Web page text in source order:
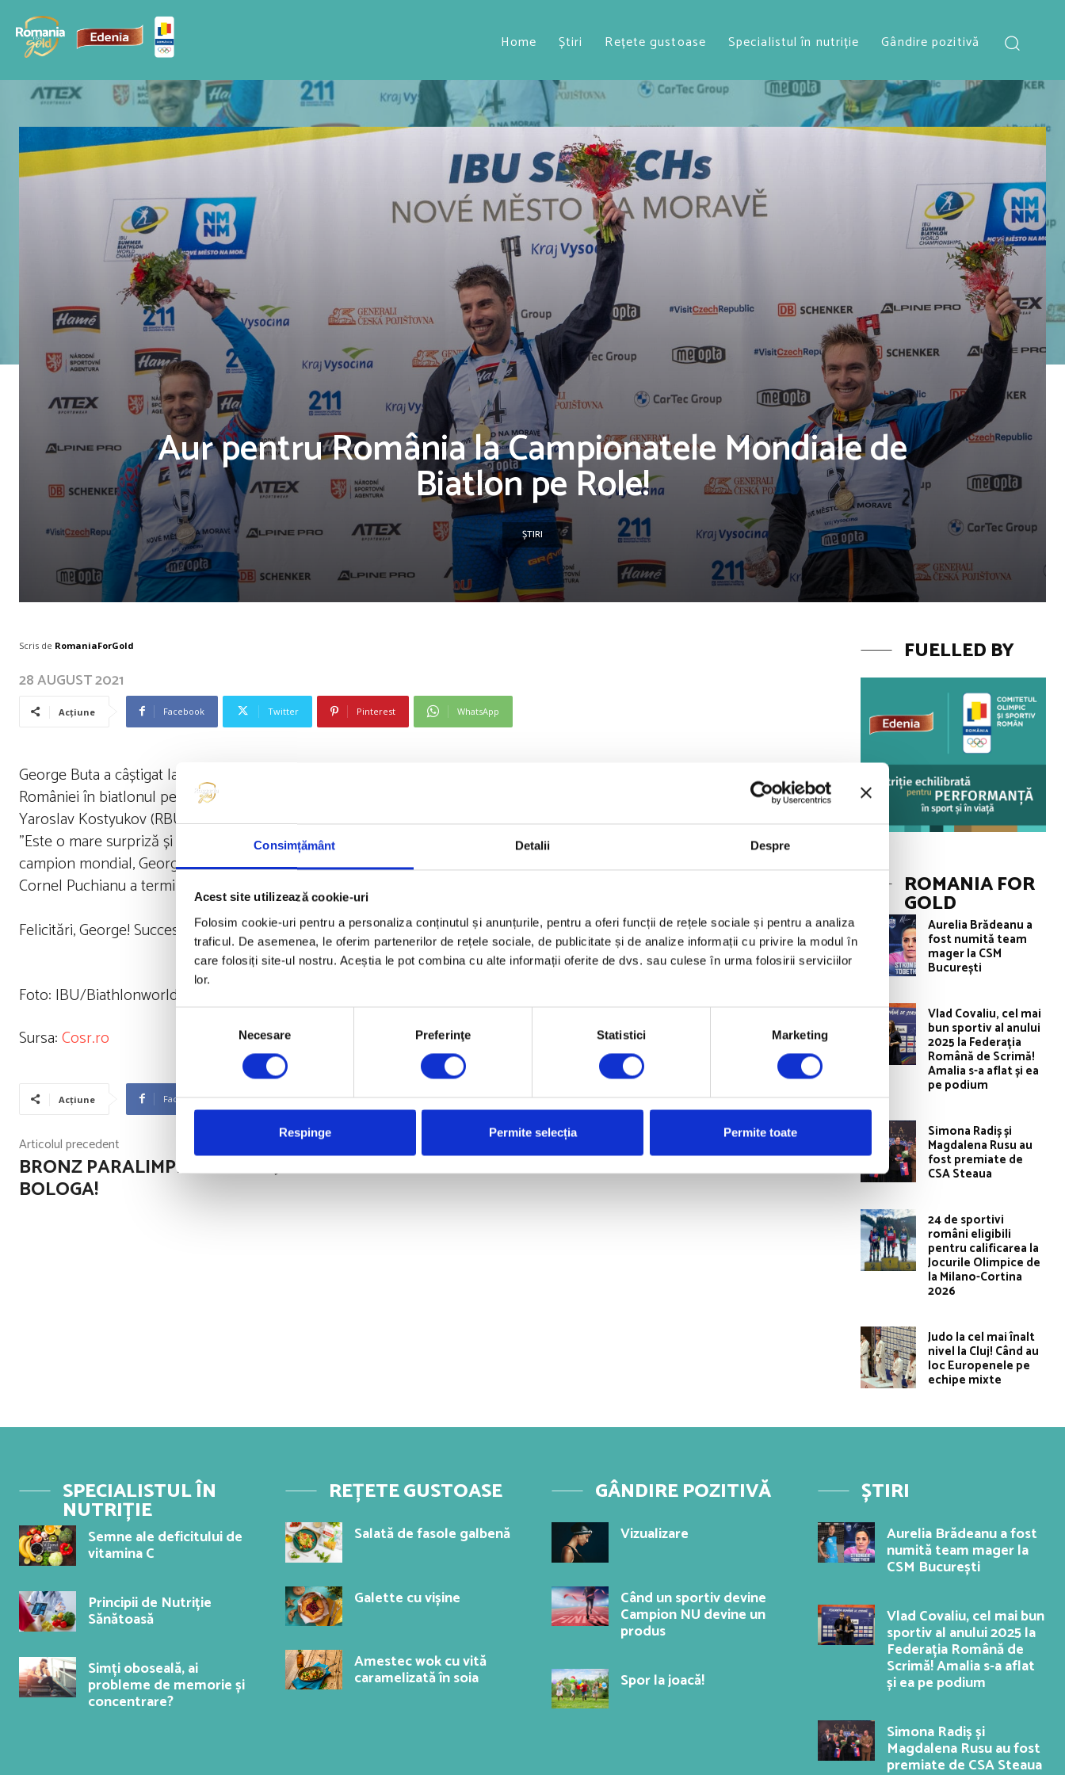
Consimțământ Detalii Despre
Acest site utilizează cookie-uri
Folosim cookie-uri pentru a personaliza conținutul și anunțurile, pentru a oferi funcții de rețele sociale și pentru a analiza
traficul. De asemenea, le oferim partenerilor de rețele sociale, de publicitate și de analize informații cu privire la modul în
care folosiți site-ul nostru. Aceștia le pot combina cu alte informații oferite de dvs. sau culese în urma folosirii serviciilor
lor.
consimțământului
Necesare Preferinţe Statistici Marketing
Respinge Permite selecția Permite toate
Home Știri Rețete gustoase Specialistul în nutriție Gândire pozitivă
Aur pentru România la Campionatele Mondiale de
Biatlon pe Role!
ȘTIRI
Scris de RomaniaForGold
28 AUGUST 2021
Acțiune Facebook Twitter Pinterest WhatsApp
George Buta a câștigat la Nove Mesto proba de super sprint de 7,5 km. Buta a adus astfel primul titlu mondial la seniori
României în biatlonul pe role. Buta a avut patru trageri fără ratări și a terminat cursa în 19:36.5 minute devansându-i pe
Yaroslav Kostyukov (RBU) și Florent Claude(Bel).
”Este o mare surpriză și pentru mine acest rezultat. Sunt fericit și sper să mă calific la JO Beijing 2022!” a spus proaspătul
campion mondial, George Buta.
Cornel Puchianu a terminat pe locul 20, după ce în calificări a fost al treilea, iar Florin Buta pe locul 23.
Felicitări, George! Succes mai departe!
Foto: IBU/Biathlonworld.com
Sursa:Cosr.ro
Acțiune Facebook Twitter Pinterest WhatsApp
Articolul precedent
BRONZ PARALIMPIC PENTRU JUDOKA ALEX
BOLOGA!
Articolul următor
101 PENTRU ROMÂNIA
FUELLED BY
ROMANIA FOR
GOLD
Aurelia Brădeanu a
fost numită team
mager la CSM
București
Vlad Covaliu, cel mai
bun sportiv al anului
2025 la Federația
Română de Scrimă!
Amalia s-a aflat și ea
pe podium
Simona Radiș și
Magdalena Rusu au
fost premiate de
CSA Steaua
24 de sportivi
români eligibili
pentru calificarea la
Jocurile Olimpice de
la Milano-Cortina
2026
Judo la cel mai înalt
nivel la Cluj! Când au
loc Europenele pe
echipe mixte
SPECIALISTUL ÎN
NUTRIȚIE
Semne ale deficitului de
vitamina C
Principii de Nutriție
Sănătoasă
Simți oboseală, ai
probleme de memorie și
concentrare?
REȚETE GUSTOASE
Salată de fasole galbenă
Galette cu vișine
Amestec wok cu vită
caramelizată în soia
GÂNDIRE POZITIVĂ
Vizualizare
Când un sportiv devine
Campion NU devine un
produs
Spor la joacă!
ȘTIRI
Aurelia Brădeanu a fost
numită team mager la
CSM București
Vlad Covaliu, cel mai bun
sportiv al anului 2025 la
Federația Română de
Scrimă! Amalia s-a aflat
și ea pe podium
Simona Radiș și
Magdalena Rusu au fost
premiate de CSA Steaua